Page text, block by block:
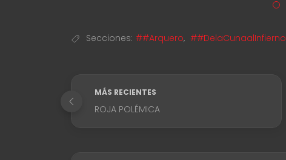
Secciones: ##Arquero, ##DelaCunaalInfierno
MÁS RECIENTES
ROJA POLÉMICA